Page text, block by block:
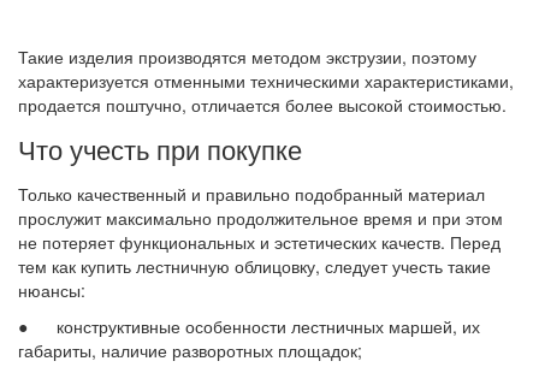
Такие изделия производятся методом экструзии, поэтому
характеризуется отменными техническими характеристиками,
продается поштучно, отличается более высокой стоимостью.
Что учесть при покупке
Только качественный и правильно подобранный материал
прослужит максимально продолжительное время и при этом
не потеряет функциональных и эстетических качеств. Перед
тем как купить лестничную облицовку, следует учесть такие
нюансы:
● конструктивные особенности лестничных маршей, их
габариты, наличие разворотных площадок;